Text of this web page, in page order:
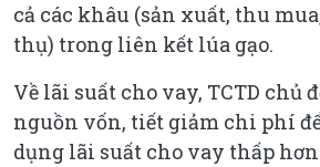
cả các khâu (sản xuất, thu
thụ) trong liên kết lúa gạo.
Về lãi suất cho vay, TCTD chủ
nguồn vốn, tiết giảm chi phí
dụng lãi suất cho vay thấp